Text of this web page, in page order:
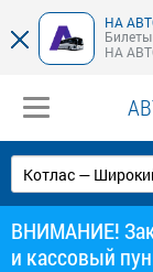
НА
НА
ВНИМАНИЕ!
и кассовый